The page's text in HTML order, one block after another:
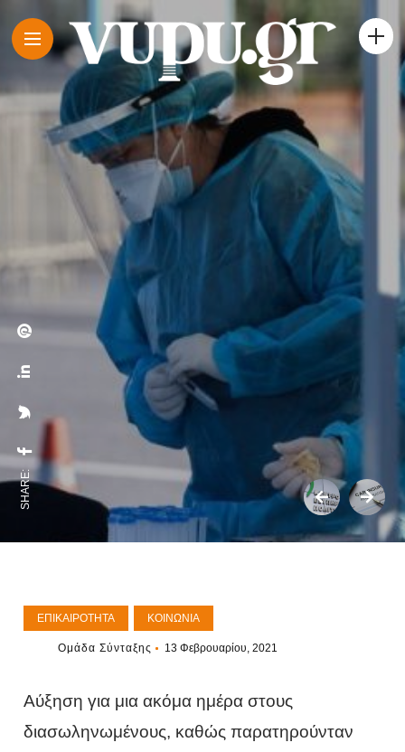
SHARE:
ΕΠΙΚΑΙΡΌΤΗΤΑ ΚΟΙΝΩΝΊΑ
Ομάδα Σύνταξης 13 Φεβρουαρίου, 2021
Αύξηση για μια ακόμα ημέρα στους
διασωληνωμένους, καθώς παρατηρούνταν